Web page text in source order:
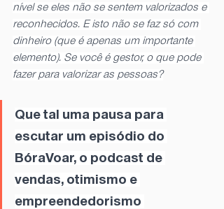
nível se eles não se sentem valorizados e
reconhecidos. E isto não se faz só com
dinheiro (que é apenas um importante
elemento). Se você é gestor, o que pode
fazer para valorizar as pessoas?
Que tal uma pausa para
escutar um episódio do
BóraVoar, o podcast de
vendas, otimismo e
empreendedorismo